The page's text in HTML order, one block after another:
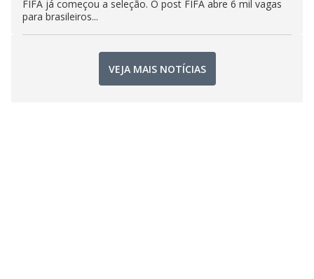
FIFA já começou a seleção. O post FIFA abre 6 mil vagas
para brasileiros...
VEJA MAIS NOTÍCIAS